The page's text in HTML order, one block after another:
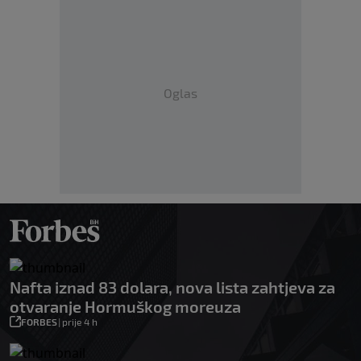
Oglas
Nafta iznad 83 dolara, nova lista zahtjeva za
otvaranje Hormuškog moreuza
FORBES| prije 4 h